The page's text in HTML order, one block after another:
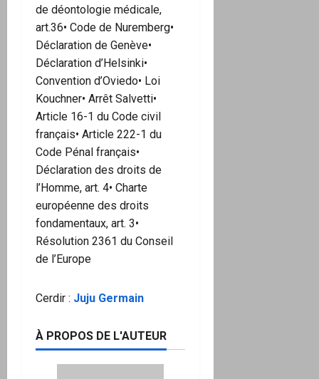
de déontologie médicale,
art.36• Code de Nuremberg•
Déclaration de Genève•
Déclaration d’Helsinki•
Convention d’Oviedo• Loi
Kouchner• Arrêt Salvetti•
Article 16-1 du Code civil
français• Article 222-1 du
Code Pénal français•
Déclaration des droits de
l’Homme, art. 4• Charte
européenne des droits
fondamentaux, art. 3•
Résolution 2361 du Conseil
de l’Europe
Cerdir : Juju Germain
À PROPOS DE L'AUTEUR